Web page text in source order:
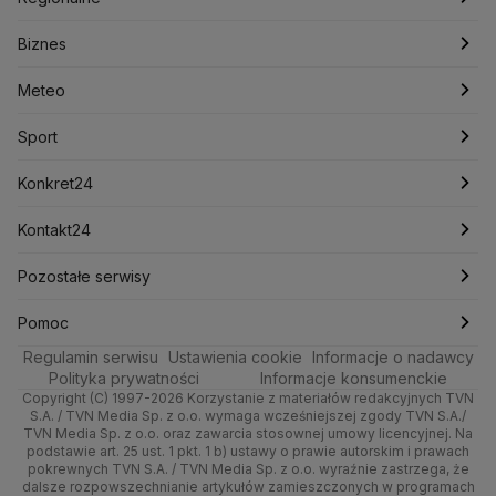
Kryptowaluty
Lotnisko Chopina
Mariusz Błaszczak
Mark Zuckerberg
Ministerstwo Aktywów Państwowych
Ministerstwo Infrastruktury
Ministerstwo Rolnictwa
Ministerstwo Rozwoju i Technologii
Ministerstwo Sportu i Turystyki
Ministerstwo Cyfryzacji
Ministerstwo Edukacji Narodowej
Ministerstwo Finansów
Biznes
Meteo
Sport
Zdrowie
Technologia
Quizy
Tematy
Podcasty
Artykuły
Newslettery
Fakty po Faktach
Fakty o Świecie
Ludzie Faktów
Warszawa
Łódź
Katowice
Kraków
Poznań
Trójmiasto
Kielce
Kujawsko-pomorskie
Lublin
Biznes
Najnowsze
Notowania
Pieniądze
Nieruchomości
Rynki
Dla firm
Handel
Ze świata
Tech
Meteo
Pogoda godzinowa
Pogoda długoterminowa
Pogoda na jutro
Pogoda na weekend
Najnowsze
Polska
Prognoza
Świat
Sport
Piłka Nożna
Tenis
Kolarstwo
Skoki Narciarskie
Sporty zimowe
Lekkoatletyka
Siatkówka
Konkret24
Najnowsze
Polska
Świat
Polityka
Zdrowie
Tech
Kontakt24
Najnowsze
Gorące Tematy
Wyślij zgłoszenie
Pozostałe serwisy
TVN
Dzień Dobry TVN
Uwaga TVN
HGTV
Pomoc
Centrum pomocy
Test zgodności
Oglądaj na TV
Regulamin serwisu Ustawienia cookie
Informacje o nadawcy
Polityka prywatności
Informacje konsumenckie
Copyright (C) 1997-2026 Korzystanie z materiałów redakcyjnych TVN
S.A. / TVN Media Sp. z o.o. wymaga wcześniejszej zgody TVN S.A./
TVN Media Sp. z o.o. oraz zawarcia stosownej umowy licencyjnej. Na
podstawie art. 25 ust. 1 pkt. 1 b) ustawy o prawie autorskim i prawach
pokrewnych TVN S.A. / TVN Media Sp. z o.o. wyraźnie zastrzega, że
dalsze rozpowszechnianie artykułów zamieszczonych w programach